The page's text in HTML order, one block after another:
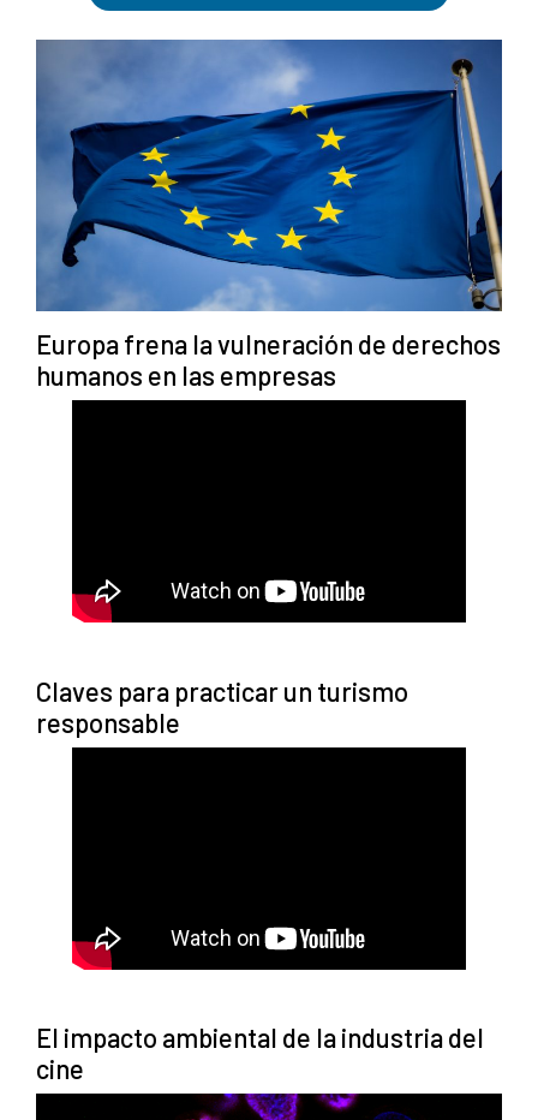
Europa frena la vulneración de derechos
humanos en las empresas
Claves para practicar un turismo
responsable
El impacto ambiental de la industria del
cine